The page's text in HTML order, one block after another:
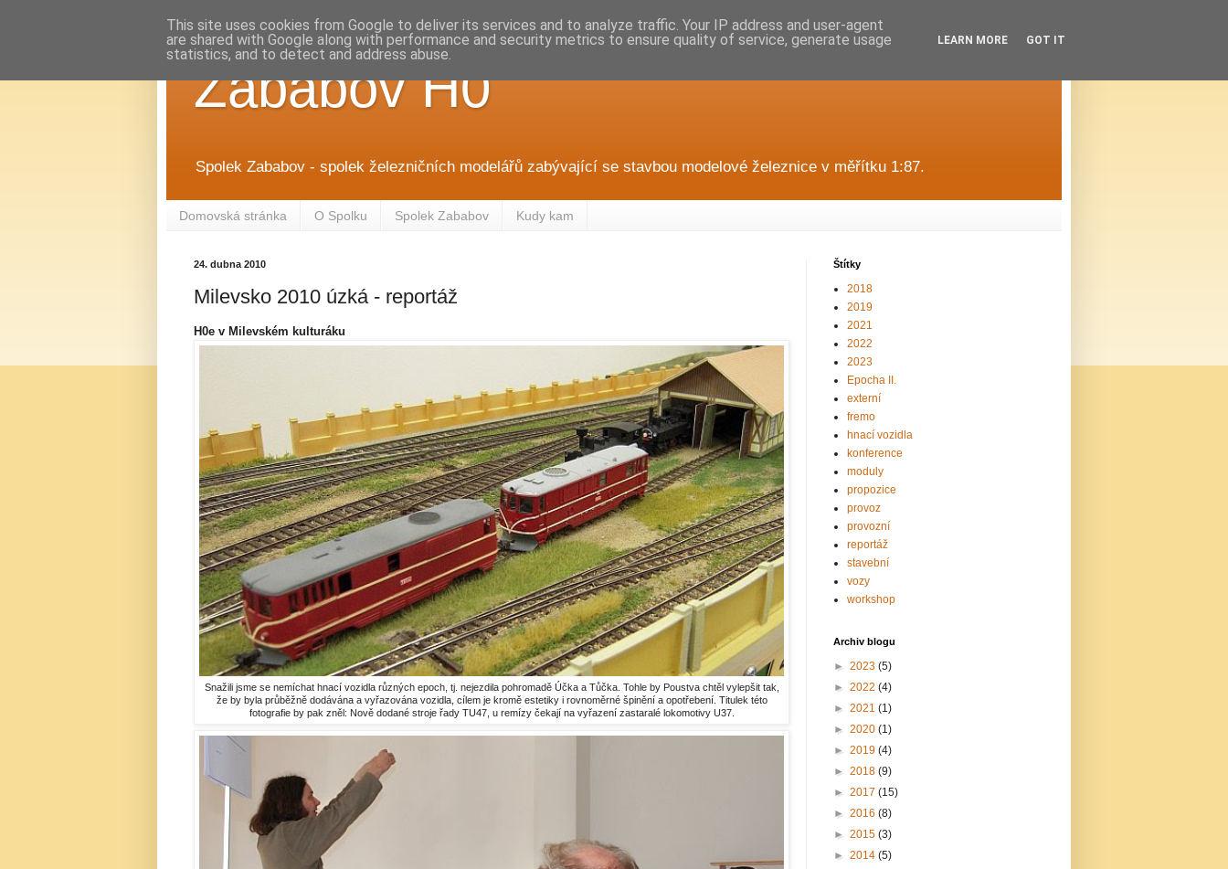
Zababov H0
Spolek Zababov - spolek železničních modelářů zabývající se stavbou modelové železnice v měřítku 1:87.
Domovská stránka O Spolku Spolek Zababov Kudy kam
24. dubna 2010
Milevsko 2010 úzká - reportáž
H0e v Milevském kulturáku
Snažili jsme se nemíchat hnací vozidla různých epoch, tj. nejezdila pohromadě Účka a Tůčka. Tohle by Poustva chtěl vylepšit tak,
že by byla průběžně dodávána a vyřazována vozidla, cílem je kromě estetiky i rovnoměrné špinění a opotřebení. Titulek této
fotografie by pak zněl: Nově dodané stroje řady TU47, u remízy čekají na vyřazení zastaralé lokomotivy U37.
Štítky
2018
2019
2021
2022
2023
Epocha II.
externí
fremo
hnací vozidla
konference
moduly
propozice
provoz
provozní
reportáž
stavební
vozy
workshop
Archiv blogu
► 2023 (5)
► 2022 (4)
► 2021 (1)
► 2020 (1)
► 2019 (4)
► 2018 (9)
► 2017 (15)
► 2016 (8)
► 2015 (3)
► 2014 (5)
This site uses cookies from Google to deliver its services and to analyze traffic. Your IP address and user-agent
are shared with Google along with performance and security metrics to ensure quality of service, generate usage
statistics, and to detect and address abuse.
LEARN MORE GOT IT